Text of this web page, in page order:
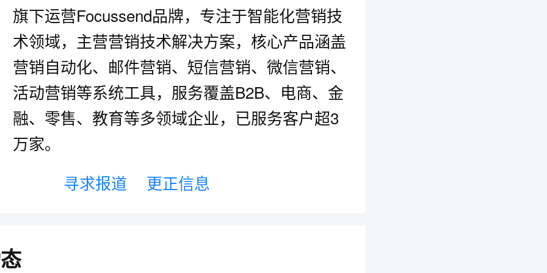
旗下运营Focussend品牌，专注于智能化营销技
术领域，主营营销技术解决方案，核心产品涵盖
营销自动化、邮件营销、短信营销、微信营销、
活动营销等系统工具，服务覆盖B2B、电商、金
融、零售、教育等多领域企业，已服务客户超3
万家。
寻求报道
更正信息